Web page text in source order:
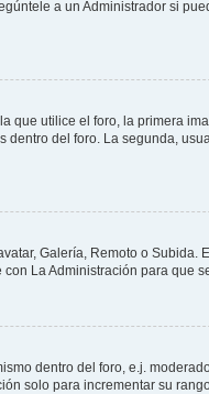
a un Administrador si
que utilice el foro, la primera
del foro. La segunda,
Galería, Remoto o Subida.
La Administración para que
dentro del foro, e.j.
solo para incrementar su